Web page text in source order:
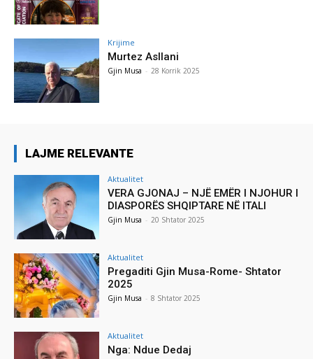
Krijime
Murtez Asllani
Gjin Musa - 28 Korrik 2025
LAJME RELEVANTE
Aktualitet
VERA GJONAJ – NJË EMËR I NJOHUR I
DIASPORËS SHQIPTARE NË ITALI
Gjin Musa - 20 Shtator 2025
Aktualitet
Pregaditi Gjin Musa-Rome- Shtator
2025
Gjin Musa - 8 Shtator 2025
Aktualitet
Nga: Ndue Dedaj